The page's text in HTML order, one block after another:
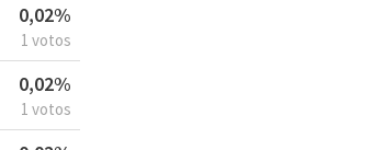
0,02%
1 votos
0,02%
1 votos